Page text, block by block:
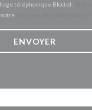
téléphonique Bloctel :